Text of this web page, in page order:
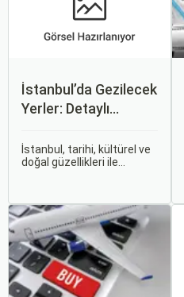
İstanbul’da Gezilecek
Yerler: Detaylı
İstanbul, tarihi, kültürel ve
doğal güzellikleri ile
binlerce yıllık tarihine
rağmen modern dünyanın
dinamikleriyle uyum içinde
yaşamaktadır.